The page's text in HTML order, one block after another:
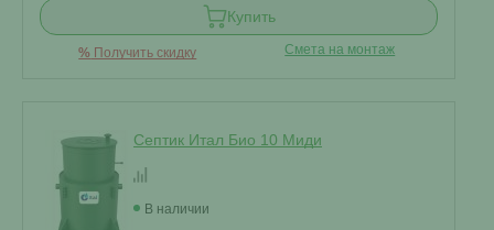
Купить
% Получить скидку Смета на монтаж
Септик Итал Био 10 Миди
В наличии